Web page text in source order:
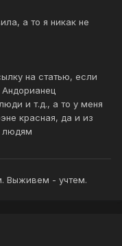
а то я никак не
на статью, если
и т.д., а то у меня
красная, да и из
людям
Выживем - учтем.